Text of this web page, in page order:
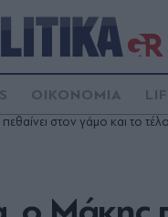
ΟΙΚΟΝΟΜΙΑ
στον γάμο και το